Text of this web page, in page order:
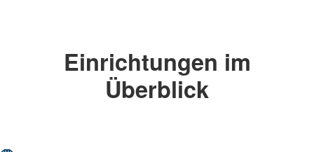
Einrichtungen im
Überblick